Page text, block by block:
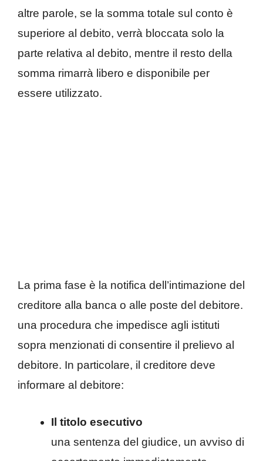
altre parole, se la somma totale sul conto è
superiore al debito, verrà bloccata solo la
parte relativa al debito, mentre il resto della
somma rimarrà libero e disponibile per
essere utilizzato.
La prima fase è la notifica dell’intimazione del
creditore alla banca o alle poste del debitore.
una procedura che impedisce agli istituti
sopra menzionati di consentire il prelievo al
debitore. In particolare, il creditore deve
informare al debitore:
Il titolo esecutivo
una sentenza del giudice, un avviso di